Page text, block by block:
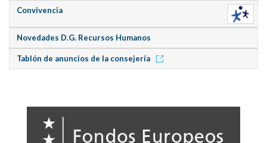
Convivencia
Novedades D.G. Recursos Humanos
Tablón de anuncios de la consejería